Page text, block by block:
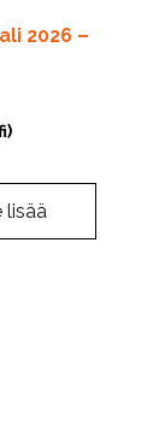
2026 –
lisää